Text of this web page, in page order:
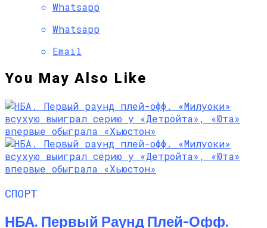
Whatsapp
Whatsapp
Email
You May Also Like
СПОРТ
НБА. Первый Раунд Плей-Офф.